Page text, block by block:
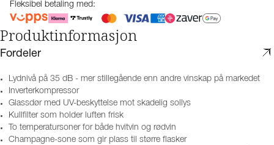
Fleksibel betaling med:
Produktinformasjon
Fordeler
Lydnivå på 35 dB - mer stillegående enn andre vinskap på markedet
Inverterkompressor
Glassdør med UV-beskyttelse mot skadelig sollys
Kullfilter som holder luften frisk
To temperatursoner for både hvitvin og rødvin
Champagne-sone som gir plass til større flasker